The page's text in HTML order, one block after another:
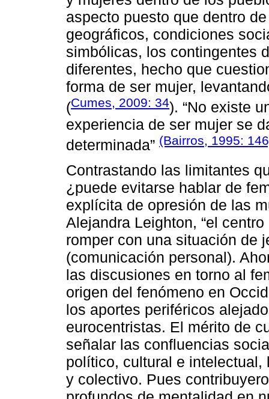
aspecto puesto que dentro
geográficos, condiciones
simbólicas, los contingentes
diferentes, hecho que
forma de ser mujer,
(Cumes, 2009: 34). “No existe
experiencia de ser mujer se
determinada” (Bairros, 1995:
Contrastando las limitantes
¿puede evitarse hablar de
explícita de opresión de las
Alejandra Leighton, “el
romper con una situación de
(comunicación personal).
las discusiones en torno al
origen del fenómeno en
los aportes periféricos
eurocentristas. El mérito de
señalar las confluencias
político, cultural e
y colectivo. Pues